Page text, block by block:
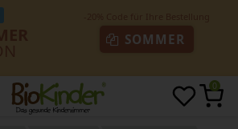
SOMMER
0